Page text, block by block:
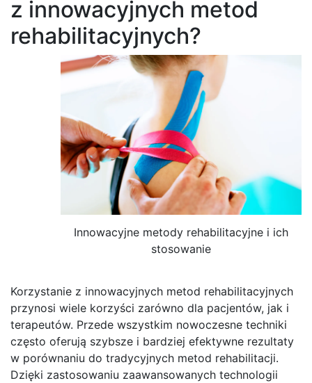
z innowacyjnych metod
rehabilitacyjnych?
Innowacyjne metody rehabilitacyjne i ich
stosowanie
Korzystanie z innowacyjnych metod rehabilitacyjnych
przynosi wiele korzyści zarówno dla pacjentów, jak i
terapeutów. Przede wszystkim nowoczesne techniki
często oferują szybsze i bardziej efektywne rezultaty
w porównaniu do tradycyjnych metod rehabilitacji.
Dzięki zastosowaniu zaawansowanych technologii